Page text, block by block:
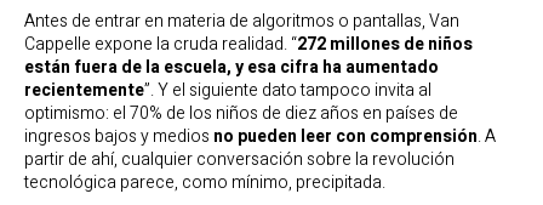
Antes de entrar en materia de algoritmos o pantallas, Van
Cappelle expone la cruda realidad. “272 millones de niños
están fuera de la escuela, y esa cifra ha aumentado
recientemente”. Y el siguiente dato tampoco invita al
optimismo: el 70% de los niños de diez años en países de
ingresos bajos y medios no pueden leer con comprensión. A
partir de ahí, cualquier conversación sobre la revolución
tecnológica parece, como mínimo, precipitada.